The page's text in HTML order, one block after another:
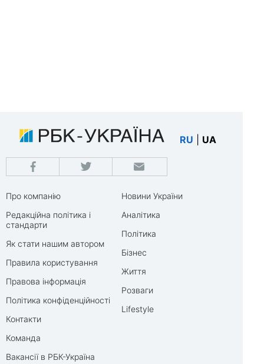
RU UA
Про компанію
Редакційна політика і
стандарти
Як стати нашим автором
Правила користування
Правова інформація
Політика конфіденційності
Контакти
Команда
Вакансії в РБК-Україна
Новини України
Аналітика
Політика
Бізнес
Життя
Розваги
Lifestyle